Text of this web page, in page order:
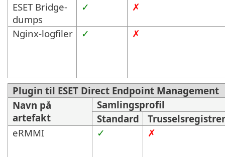
ESET Bridge-
dumps
✓ ✗
Nginx-logfiler ✓ ✗
Plugin til ESET Direct Endpoint Management
Navn på
artefakt
Samlingsprofil
Standard
eRMMI
✓ ✗